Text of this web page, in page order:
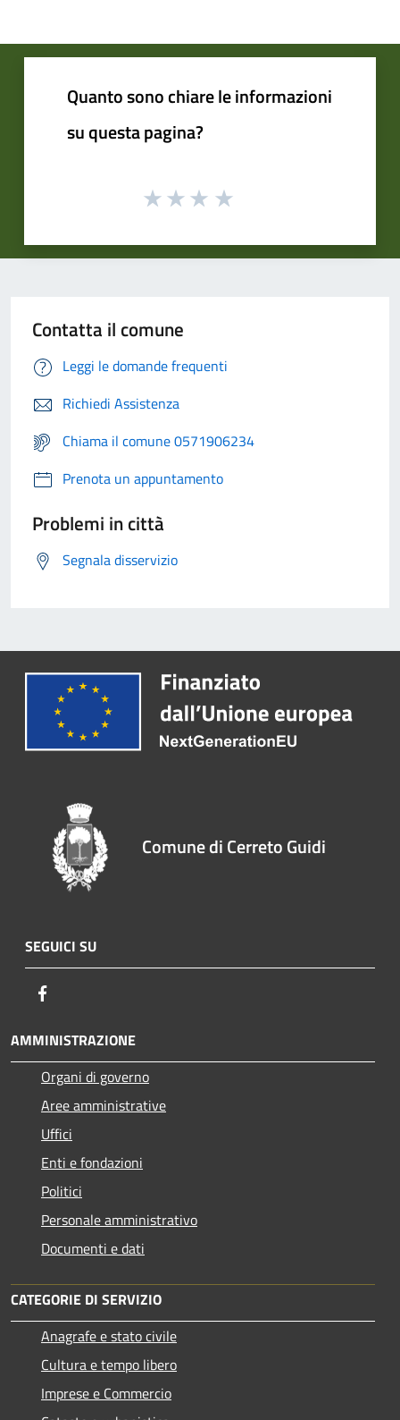
Quanto sono chiare le informazioni
su questa pagina?
Contatta il comune
Leggi le domande frequenti
Richiedi Assistenza
Chiama il comune 0571906234
Prenota un appuntamento
Problemi in città
Segnala disservizio
Comune di Cerreto Guidi
SEGUICI SU
AMMINISTRAZIONE
Organi di governo
Aree amministrative
Uffici
Enti e fondazioni
Politici
Personale amministrativo
Documenti e dati
CATEGORIE DI SERVIZIO
Anagrafe e stato civile
Cultura e tempo libero
Imprese e Commercio